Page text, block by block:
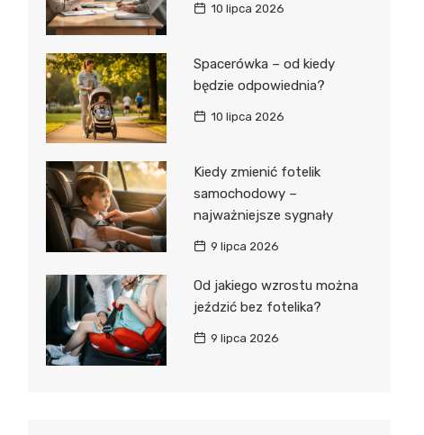
10 lipca 2026
Spacerówka – od kiedy
będzie odpowiednia?
10 lipca 2026
Kiedy zmienić fotelik
samochodowy –
najważniejsze sygnały
9 lipca 2026
Od jakiego wzrostu można
jeździć bez fotelika?
9 lipca 2026